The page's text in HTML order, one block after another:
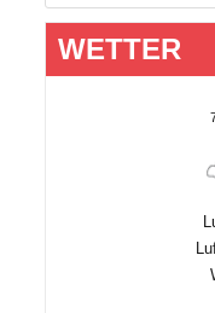
WETTER